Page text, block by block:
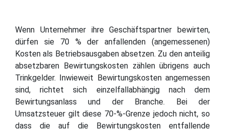
Wenn Unternehmer ihre Geschäftspartner bewirten,
dürfen sie 70 % der anfallenden (angemessenen)
Kosten als Betriebsausgaben absetzen. Zu den anteilig
absetzbaren Bewirtungskosten zählen übrigens auch
Trinkgelder. Inwieweit Bewirtungskosten angemessen
sind, richtet sich einzelfallabhängig nach dem
Bewirtungsanlass und der Branche. Bei der
Umsatzsteuer gilt diese 70-%-Grenze jedoch nicht, so
dass die auf die Bewirtungskosten entfallende